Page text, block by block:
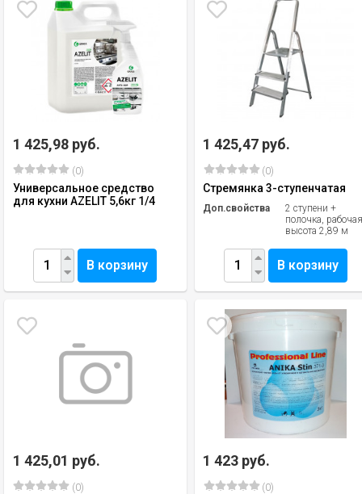
1 425,98 руб.
(0)
Универсальное средство
для кухни AZELIT 5,6кг 1/4
В корзину
1 425,47 руб.
(0)
Стремянка 3-ступенчатая
Доп.свойства
2 ступени +
полочка,
высота 2,89 м
В корзину
1 425,01 руб.
(0)
1 423 руб.
(0)